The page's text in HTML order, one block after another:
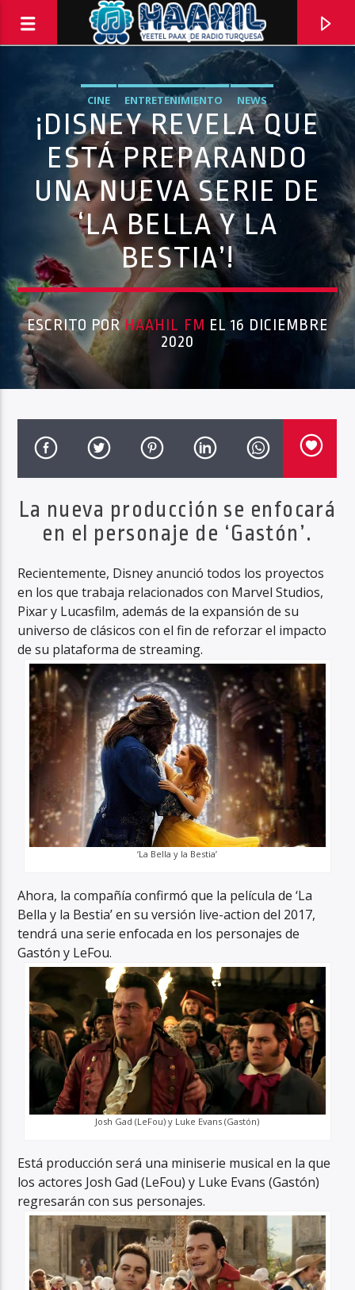
Haahil FM
CINE ENTRETENIMIENTO NEWS
¡DISNEY REVELA QUE
ESTÁ PREPARANDO
UNA NUEVA SERIE DE
‘LA BELLA Y LA
BESTIA’!
ESCRITO PORHAAHIL FM EL 16 DICIEMBRE
2020
La nueva producción se enfocará
en el personaje de ‘Gastón’.
Recientemente, Disney anunció todos los proyectos
en los que trabaja relacionados con Marvel Studios,
Pixar y Lucasfilm, además de la expansión de su
universo de clásicos con el fin de reforzar el impacto
de su plataforma de streaming.
‘La Bella y la Bestia’
Ahora, la compañía confirmó que la película de ‘La
Bella y la Bestia’ en su versión live-action del 2017,
tendrá una serie enfocada en los personajes de
Gastón y LeFou.
Josh Gad (LeFou) y Luke Evans (Gastón)
Está producción será una miniserie musical en la que
los actores Josh Gad (LeFou) y Luke Evans (Gastón)
regresarán con sus personajes.